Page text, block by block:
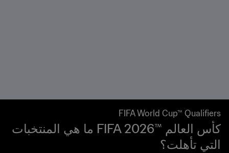
FIFA World Cup™ Qualifiers
كأس العالم ™FIFA 2026 ما هي المنتخبات
التي تأهلت؟